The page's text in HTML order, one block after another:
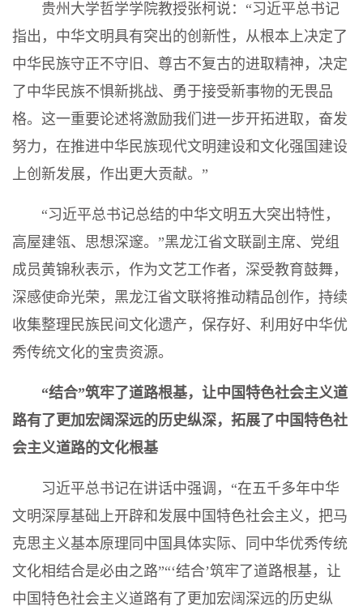
贵州大学哲学学院教授张柯说：“习近平总书记
指出，中华文明具有突出的创新性，从根本上决定了
中华民族守正不守旧、尊古不复古的进取精神，决定
了中华民族不惧新挑战、勇于接受新事物的无畏品
格。这一重要论述将激励我们进一步开拓进取，奋发
努力，在推进中华民族现代文明建设和文化强国建设
上创新发展，作出更大贡献。”
“习近平总书记总结的中华文明五大突出特性，
高屋建瓴、思想深邃。”黑龙江省文联副主席、党组
成员黄锦秋表示，作为文艺工作者，深受教育鼓舞，
深感使命光荣，黑龙江省文联将推动精品创作，持续
收集整理民族民间文化遗产，保存好、利用好中华优
秀传统文化的宝贵资源。
“结合”筑牢了道路根基，让中国特色社会主义道
路有了更加宏阔深远的历史纵深，拓展了中国特色社
会主义道路的文化根基
习近平总书记在讲话中强调，“在五千多年中华
文明深厚基础上开辟和发展中国特色社会主义，把马
克思主义基本原理同中国具体实际、同中华优秀传统
文化相结合是必由之路”“‘结合’筑牢了道路根基，让
中国特色社会主义道路有了更加宏阔深远的历史纵